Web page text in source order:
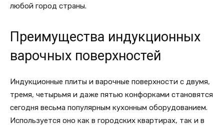
любой город страны.
Преимущества индукционных
варочных поверхностей
Индукционные плиты и варочные поверхности с двумя,
тремя, четырьмя и даже пятью конфорками становятся
сегодня весьма популярным кухонным оборудованием.
Используется оно как в городских квартирах, так и в